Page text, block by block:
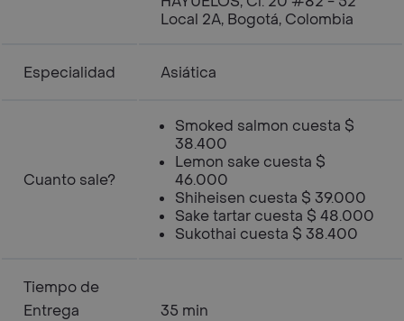
Local 2A, Bogotá, Colombia
Especialidad Asiática
Cuanto sale?
Smoked salmon cuesta $
38.400
Lemon sake cuesta $
46.000
Shiheisen cuesta $ 39.000
Sake tartar cuesta $ 48.000
Sukothai cuesta $ 38.400
Tiempo de
Entrega
35 min